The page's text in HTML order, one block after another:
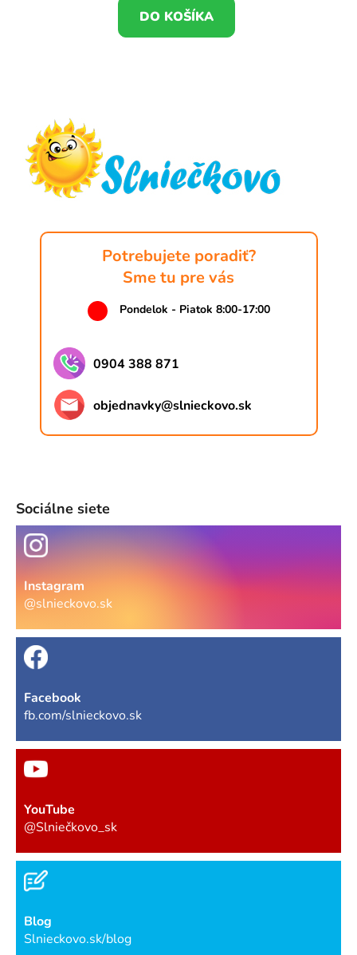
DO KOŠÍKA
Potrebujete poradiť?
Sme tu pre vás
Pondelok - Piatok 8:00-17:00
0904 388 871
objednavky@slnieckovo.sk
Sociálne siete
Instagram
@slnieckovo.sk
Facebook
fb.com/slnieckovo.sk
YouTube
@Slniečkovo_sk
Blog
Slnieckovo.sk/blog